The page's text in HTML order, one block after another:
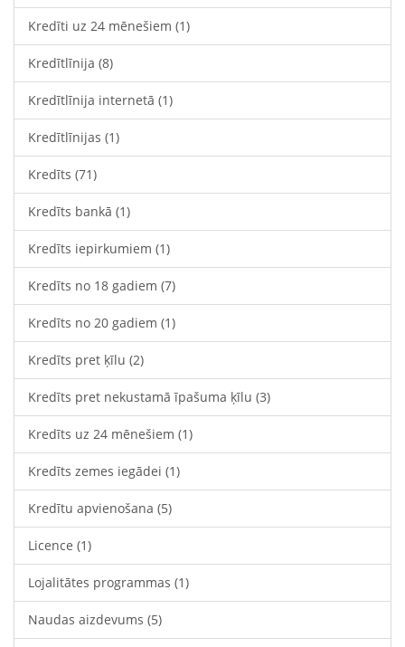
Kredīti uz 24 mēnešiem (1)
Kredītlīnija (8)
Kredītlīnija internetā (1)
Kredītlīnijas (1)
Kredīts (71)
Kredīts bankā (1)
Kredīts iepirkumiem (1)
Kredīts no 18 gadiem (7)
Kredīts no 20 gadiem (1)
Kredīts pret ķīlu (2)
Kredīts pret nekustamā īpašuma ķīlu (3)
Kredīts uz 24 mēnešiem (1)
Kredīts zemes iegādei (1)
Kredītu apvienošana (5)
Licence (1)
Lojalitātes programmas (1)
Naudas aizdevums (5)